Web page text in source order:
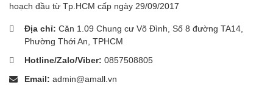
hoạch đầu từ Tp.HCM cấp ngày 29/09/2017
Địa chỉ: Căn 1.09 Chung cư Võ Đình, Số 8 đường TA14,
Phường Thới An, TPHCM
Hotline/Zalo/Viber: 0857508805
Email: admin@amall.vn